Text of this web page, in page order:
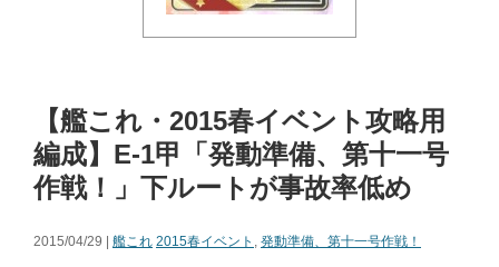
【艦これ・2015春イベント攻略用
編成】E-1甲「発動準備、第十一号
作戦！」下ルートが事故率低め
2015/04/29 | 艦これ 2015春イベント , 発動準備、第十一号作戦！